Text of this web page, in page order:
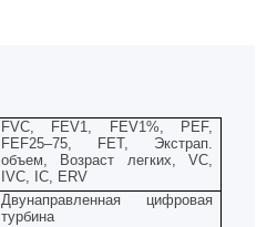
FVC, FEV1, FEV1%, PEF,
FEF25–75, FET, Экстрап.
объем, Возраст легких, VC,
IVC, IC, ERV
Двунаправленная цифровая
турбина